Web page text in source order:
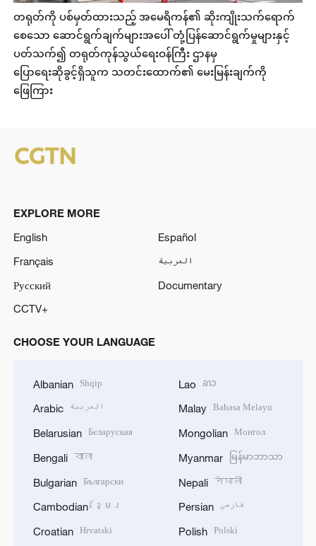
တရုတ်ကို ပစ်မှတ်ထားသည့် အမေရိကန်၏ ဆိုးကျိုးသက်ရောက်
စေသော ဆောင်ရွက်ချက်များအပေါ် တုံ့ပြန်ဆောင်ရွက်မှုများနှင့်
ပတ်သက်၍ တရုတ်ကုန်သွယ်ရေးဝန်ကြီး ဌာနမှ
ပြောရေးဆိုခွင့်ရှိသူက သတင်းထောက်၏ မေးမြန်းချက်ကို
ဖြေကြား
EXPLORE MORE
English
Español
Français
العربية
Русский
Documentary
CCTV+
CHOOSE YOUR LANGUAGE
Albanian Shqip
Arabic العربية
Belarusian Беларуская
Bengali বাংলা
Bulgarian Български
Cambodian ខ្មែរ
Croatian Hrvatski
Lao ລາວ
Malay Bahasa Melayu
Mongolian Монгол
Myanmar မြန်မာဘာသာ
Nepali नेपाली
Persian فارسی
Polish Polski